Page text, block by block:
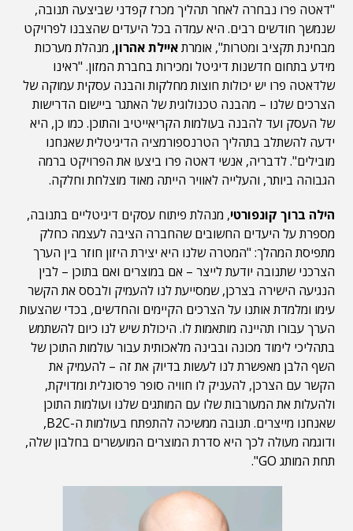
"דאטה פרו נבחרה לאחר תהליך מכרז קפדני שביצעה תנובה,
שנמשך חודשים רבים. היא עמדה בכל היעדים שהצבנו לפרויקט
מבחינת תקציב ומטרות", אומרתאיילת אהרון, מנהלת מערכות
מידע בתחום חדשנות דיגיטל ומכירות בחברת המזון. "ראינו
שלדאטה פרו יש יכולות חוצות מחלקות והבנה עסקית עמוקה של
הצרכים שלנו – מהבנה טכנולוגית של האתגר ביישום הדרישות
של העסק ועד להבנה בעולמות הקריאייטיב והתוכן. כמו כן, היא
ידעה להשתלב בתהליך הטרנספורמציה הדיגיטלית שאנחנו
מובילים". לדבריה, אנשי דאטה פרו ביצעו את הפרויקט ברמה
הגבוהה ביותר, והעלייה לאוויר הייתה מאוד מוצלחת וחלקה.
הילה ברוך קונפורטי, מנהלת פיתוח עסקים דיגיטליים בתנובה,
מספרת על היעדים החשובים שהחברה הציבה לעצמה כחלק
מתפיסת המהלך: "המטרה שלנו היא יצירת היזון חוזר בין הערך
הצרכני שתנובה יודעת לייצר – אם במוצרים ואם בתוכן – לבין
הנגיעה הישירה בצרכן, שמסייעת לנו להעמיק ולבסס את הקשר
עימו ומלמדת אותנו על הצרכים הקיימים והחדשים, בכדי שהצעות
הערך עבורו תהיינה מותאמות לו. היכולת שיש לנו כיום להשתמש
בתהליכי לימוד מכונה ובבינה מלאכותית עבור עולמות התוכן של
השף הלבן מאפשרת לנו לעשות בדיוק את זה – להעמיק את
הקשר עם הצרכן, להעניק לו חוויה סופר פרסונלית ומדויקת,
ולהעלות את המעורבות שלו עם המותגים שלנו ועולמות התוכן
שאנחנו מייצרים. תנובה ממשיכה להתפתח בעולמות ה-B2C,
ודוגמה מעולה לכך היא סדרת המוצרים המועשרים בחלבון שלה,
תחת המותג GO".